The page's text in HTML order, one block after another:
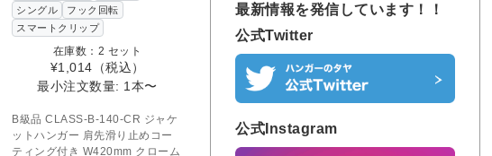
シングル
フック回転
スマートクリップ
在庫数：2 セット
¥1,014 （税込）
最小注文数量: 1本〜
SOLD OUT
この商品へのお問い合わせ
B級品 CLASS-B-140-CR ジャケ
ットハンガー 肩先滑り止めコー
ティング付き W420mm クローム
最新情報を発信しています！！
公式Twitter
公式Instagram